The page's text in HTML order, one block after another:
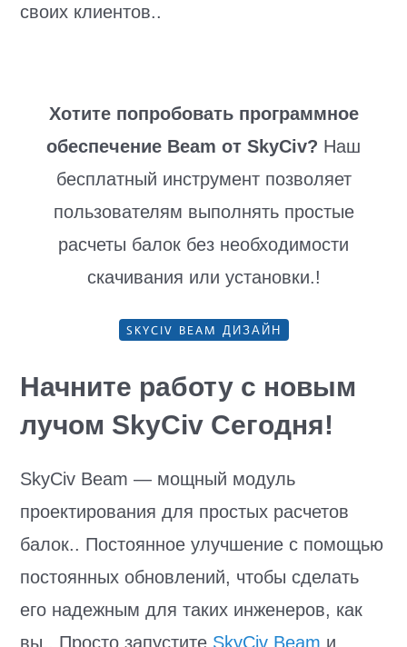
своих клиентов..
Хотите попробовать программное
обеспечение Beam от SkyCiv? Наш
бесплатный инструмент позволяет
пользователям выполнять простые
расчеты балок без необходимости
скачивания или установки.!
SKYCIV BEAM ДИЗАЙН
Начните работу с новым
лучом SkyCiv Cегодня!
SkyCiv Beam — мощный модуль
проектирования для простых расчетов
балок.. Постоянное улучшение с помощью
постоянных обновлений, чтобы сделать
его надежным для таких инженеров, как
вы.. Просто запустите SkyCiv Beam и